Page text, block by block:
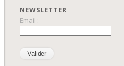
NEWSLETTER
Email :